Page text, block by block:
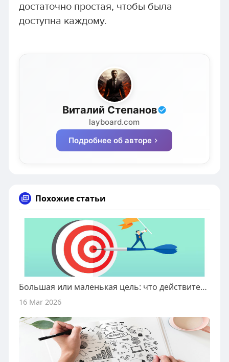
достаточно простая, чтобы была
доступна каждому.
Виталий Степанов
layboard.com
Подробнее об авторе
Похожие статьи
Большая или маленькая цель: что действительно работает?
16 Mar 2026